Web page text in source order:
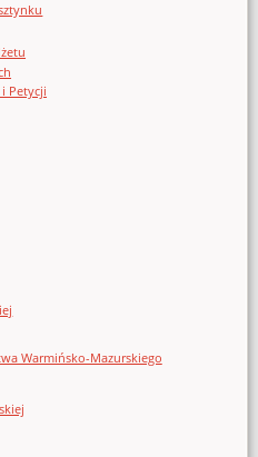
Petycji
Warmińsko-Mazurskiego